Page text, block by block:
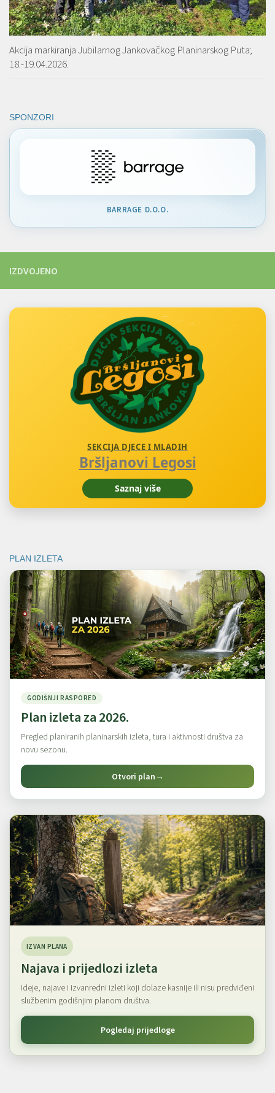
Akcija markiranja Jubilarnog Jankovačkog Planinarskog Puta;
18.-19.04.2026.
SPONZORI
BARRAGE D.O.O.
IZDVOJENO
SEKCIJA DJECE I MLADIH
Bršljanovi Legosi
Saznaj više
PLAN IZLETA
GODIŠNJI RASPORED
Plan izleta za 2026.
Pregled planiranih planinarskih izleta, tura i aktivnosti društva za
novu sezonu.
Otvori plan→
IZVAN PLANA
Najava i prijedlozi izleta
Ideje, najave i izvanredni izleti koji dolaze kasnije ili nisu predviđeni
službenim godišnjim planom društva.
Pogledaj prijedloge